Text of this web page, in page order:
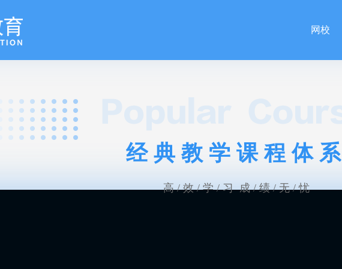
网校
经典教学课程体系
高 / 效 / 学 / 习 成 / 绩 / 无 / 忧